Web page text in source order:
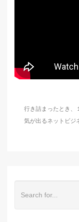
行き詰まったとき、
気が出るネットビジ